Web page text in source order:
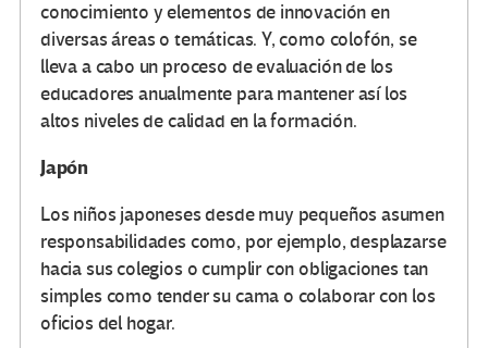
conocimiento y elementos de innovación en
diversas áreas o temáticas. Y, como colofón, se
lleva a cabo un proceso de evaluación de los
educadores anualmente para mantener así los
altos niveles de calidad en la formación.
Japón
Los niños japoneses desde muy pequeños asumen
responsabilidades como, por ejemplo, desplazarse
hacia sus colegios o cumplir con obligaciones tan
simples como tender su cama o colaborar con los
oficios del hogar.